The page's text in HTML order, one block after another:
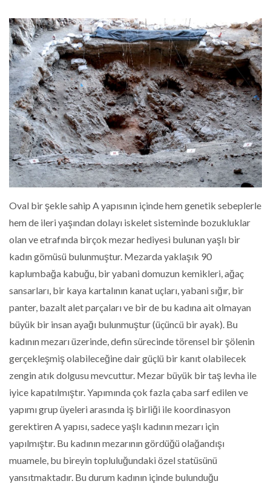
Oval bir şekle sahip A yapısının içinde hem genetik sebeplerle
hem de ileri yaşından dolayı iskelet sisteminde bozukluklar
olan ve etrafında birçok mezar hediyesi bulunan yaşlı bir
kadın gömüsü bulunmuştur. Mezarda yaklaşık 90
kaplumbağa kabuğu, bir yabani domuzun kemikleri, ağaç
sansarları, bir kaya kartalının kanat uçları, yabani sığır, bir
panter, bazalt alet parçaları ve bir de bu kadına ait olmayan
büyük bir insan ayağı bulunmuştur (üçüncü bir ayak). Bu
kadının mezarı üzerinde, defin sürecinde törensel bir şölenin
gerçekleşmiş olabileceğine dair güçlü bir kanıt olabilecek
zengin atık dolgusu mevcuttur. Mezar büyük bir taş levha ile
iyice kapatılmıştır. Yapımında çok fazla çaba sarf edilen ve
yapımı grup üyeleri arasında iş birliği ile koordinasyon
gerektiren A yapısı, sadece yaşlı kadının mezarı için
yapılmıştır. Bu kadının mezarının gördüğü olağandışı
muamele, bu bireyin topluluğundaki özel statüsünü
yansıtmaktadır. Bu durum kadının içinde bulunduğu